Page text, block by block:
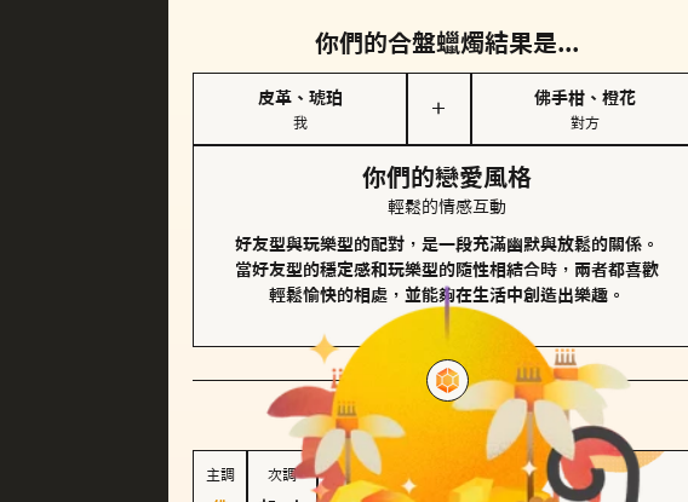
你們的合盤蠟燭結果是...
皮革、琥珀
我
＋
佛手柑、橙花
對方
你們的戀愛風格
輕鬆的情感互動
好友型與玩樂型的配對，是一段充滿幽默與放鬆的關係。
當好友型的穩定感和玩樂型的隨性相結合時，兩者都喜歡
輕鬆愉快的相處，並能夠在生活中創造出樂趣。
對方的主調蠟燭是...
主調 次調